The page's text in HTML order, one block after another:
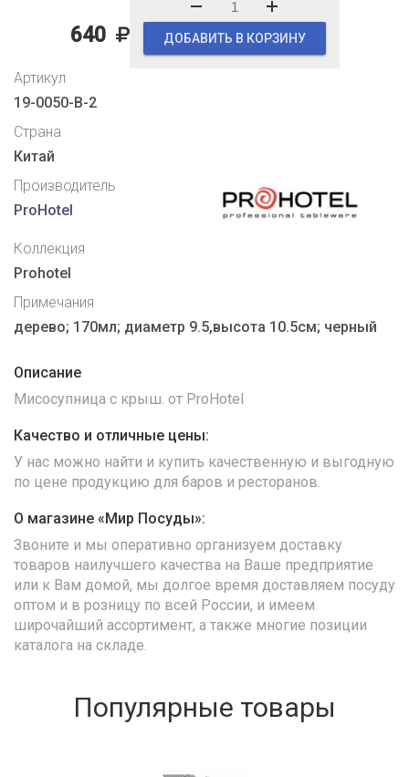
640 ДОБАВИТЬ В КОРЗИНУ
Артикул
19-0050-B-2
Страна
Китай
Производитель
ProHotel
Коллекция
Prohotel
Примечания
дерево; 170мл; диаметр 9.5,высота 10.5см; черный
Описание
Мисосупница с крыш. от ProHotel
Качество и отличные цены:
У нас можно найти и купить качественную и выгодную
по цене продукцию для баров и ресторанов.
О магазине «Мир Посуды»:
Звоните и мы оперативно организуем доставку
товаров наилучшего качества на Ваше предприятие
или к Вам домой, мы долгое время доставляем посуду
оптом и в розницу по всей России, и имеем
широчайший ассортимент, а также многие позиции
каталога на складе.
Популярные товары